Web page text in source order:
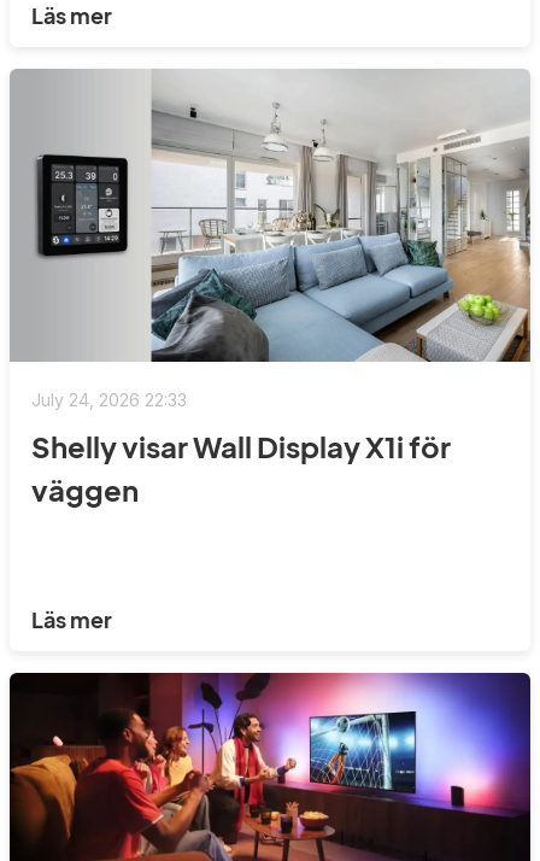
Läs mer
July 24, 2026 22:33
Shelly visar Wall Display X1i för
väggen
Läs mer